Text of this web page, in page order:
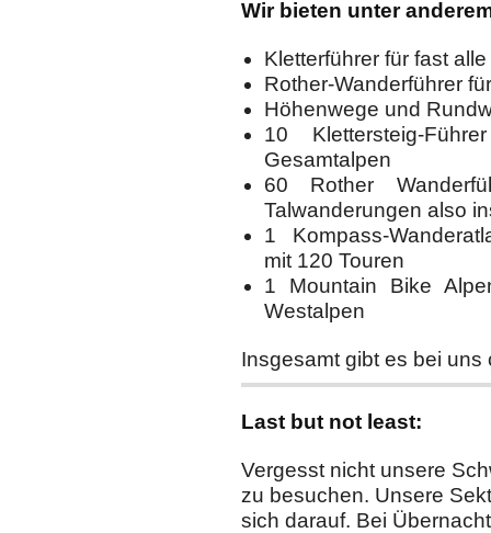
Wir bieten unter
Kletterführer für fast
Rother-Wanderführer
Höhenwege und
10 Klettersteig-
Gesamtalpen
60 Rother
Talwanderungen also
1 Kompass-
mit 120 Touren
1 Mountain Bike
Westalpen
Insgesamt gibt es bei
Last but not least:
Vergesst nicht unsere
zu besuchen. Unsere
sich darauf. Bei